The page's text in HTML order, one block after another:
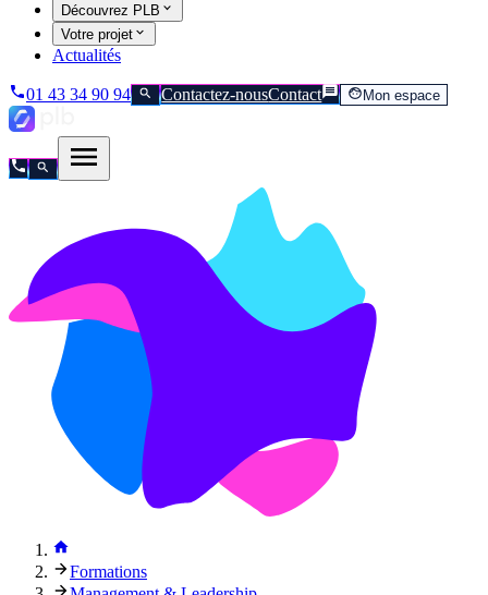
Découvrez PLB
Votre projet
Actualités
01 43 34 90 94 Contactez-nousContact Mon espace
Formations